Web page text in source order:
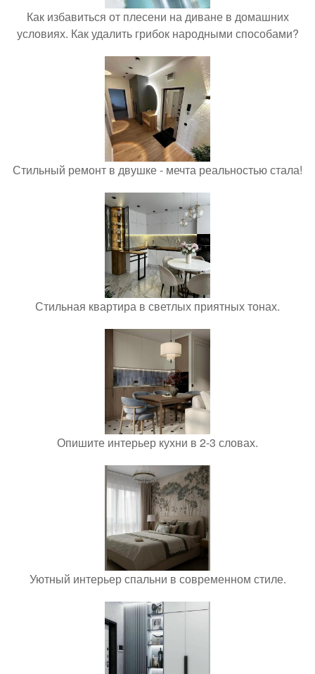
Как избавиться от плесени на диване в домашних
условиях. Как удалить грибок народными способами?
Стильный ремонт в двушке - мечта реальностью стала!
Стильная квартира в светлых приятных тонах.
Опишите интерьер кухни в 2-3 словах.
Уютный интерьер спальни в современном стиле.